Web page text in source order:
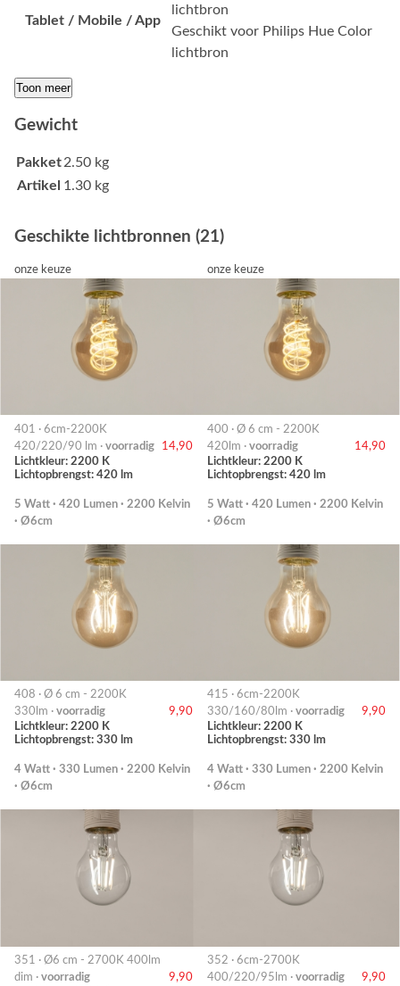
Tablet / Mobile / App
lichtbron
Geschikt voor Philips Hue Color
lichtbron
Toon meer
Gewicht
Pakket2.50 kg
Artikel 1.30 kg
Geschikte lichtbronnen (21)
onze keuze
401 · 6cm-2200K
420/220/90 lm · voorradig
14,90
Lichtkleur: 2200 K
Lichtopbrengst: 420 lm
5 Watt · 420 Lumen · 2200 Kelvin
· Ø6cm
onze keuze
400 · Ø 6 cm - 2200K
420lm · voorradig
14,90
Lichtkleur: 2200 K
Lichtopbrengst: 420 lm
5 Watt · 420 Lumen · 2200 Kelvin
· Ø6cm
408 · Ø 6 cm - 2200K
330lm · voorradig
9,90
Lichtkleur: 2200 K
Lichtopbrengst: 330 lm
4 Watt · 330 Lumen · 2200 Kelvin
· Ø6cm
415 · 6cm-2200K
330/160/80lm · voorradig
9,90
Lichtkleur: 2200 K
Lichtopbrengst: 330 lm
4 Watt · 330 Lumen · 2200 Kelvin
· Ø6cm
351 · Ø6 cm - 2700K 400lm
dim · voorradig
9,90
352 · 6cm-2700K
400/220/95lm · voorradig
9,90